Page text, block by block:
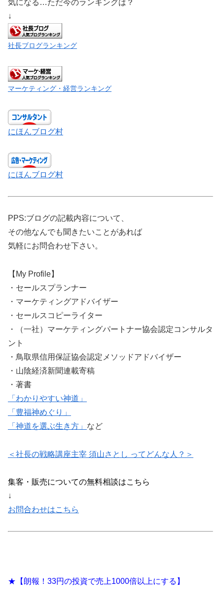
気になる…ただ今のランキングは？
↓
社長ブログランキング
マーケティング・経営ランキング
にほんブログ村
にほんブログ村
PPS:ブログの記載内容について、
その他なんでも聞きたいことがあれば
気軽にお問合わせ下さい。
【My Profile】
・セールスプランナー
・マーケティングアドバイザー
・セールスコピーライター
・（一社）マーケティングパートナー協会認定コンサルタ
ント
・鳥取県信用保証協会認定メソッドアドバイザー
・山陰経済新聞連載寄稿
・著書
「わかりやすい神道」
「豊福神めぐり」
「神道を選ぶ生き方」 など
＜社長の戦略講座主宰 須山さとし ってどんな人？＞
集客・販売についての無料相談はこちら
↓
お問合わせはこちら
★【朗報！33円の投資で売上1000倍以上にする】